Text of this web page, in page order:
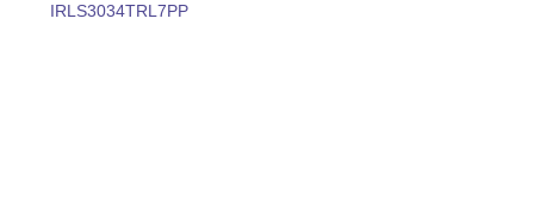
IRLS3034TRL7PP